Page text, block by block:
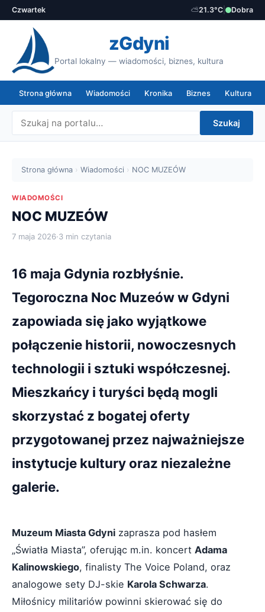
Czwartek ⛅21.3°C Dobra
zGdyni
Portal lokalny — wiadomości, biznes, kultura
Strona główna Wiadomości Kronika Biznes Kultura
Szukaj
Strona główna › Wiadomości › NOC MUZEÓW
WIADOMOŚCI
NOC MUZEÓW
7 maja 2026·3 min czytania
16 maja Gdynia rozbłyśnie.
Tegoroczna Noc Muzeów w Gdyni
zapowiada się jako wyjątkowe
połączenie historii, nowoczesnych
technologii i sztuki współczesnej.
Mieszkańcy i turyści będą mogli
skorzystać z bogatej oferty
przygotowanej przez najważniejsze
instytucje kultury oraz niezależne
galerie.
Muzeum Miasta Gdyni zaprasza pod hasłem
„Światła Miasta”, oferując m.in. koncert Adama
Kalinowskiego, finalisty The Voice Poland, oraz
analogowe sety DJ-skie Karola Schwarza.
Miłośnicy militariów powinni skierować się do